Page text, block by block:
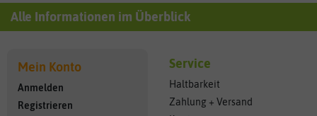
Alle Informationen im Überblick
Mein Konto
Anmelden
Registrieren
Service
Haltbarkeit
Zahlung + Versand